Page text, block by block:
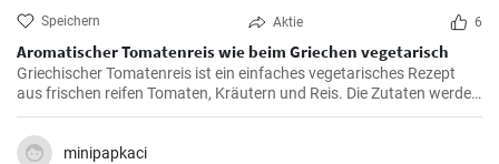
Speichern Aktie 6
Aromatischer Tomatenreis wie beim Griechen vegetarisch
Griechischer Tomatenreis ist ein einfaches vegetarisches Rezept
aus frischen reifen Tomaten, Kräutern und Reis. Die Zutaten werden
zusammen gekocht und als vegetarische Hauptspeise zu Brot oder
Fetakäse genossen. Schnell und einfach zubereitet.
minipapkaci